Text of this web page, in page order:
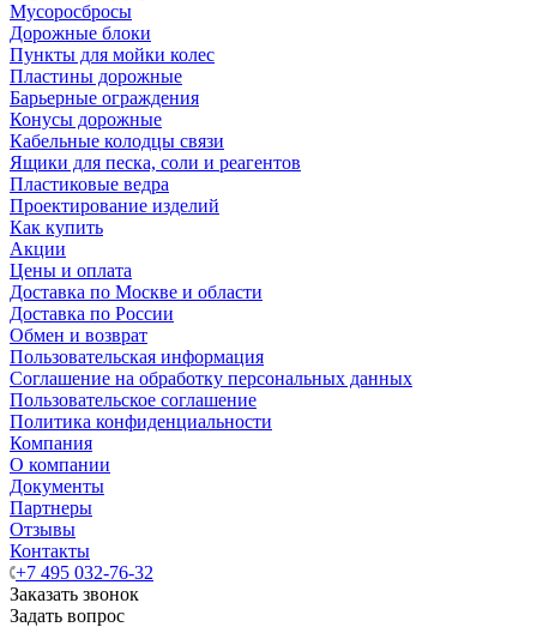
Мусоросбросы
Дорожные блоки
Пункты для мойки колес
Пластины дорожные
Барьерные ограждения
Конусы дорожные
Кабельные колодцы связи
Ящики для песка, соли и реагентов
Пластиковые ведра
Проектирование изделий
Как купить
Акции
Цены и оплата
Доставка по Москве и области
Доставка по России
Обмен и возврат
Пользовательская информация
Соглашение на обработку персональных данных
Пользовательское соглашение
Политика конфиденциальности
Компания
О компании
Документы
Партнеры
Отзывы
Контакты
+7 495 032-76-32
Заказать звонок
Задать вопрос